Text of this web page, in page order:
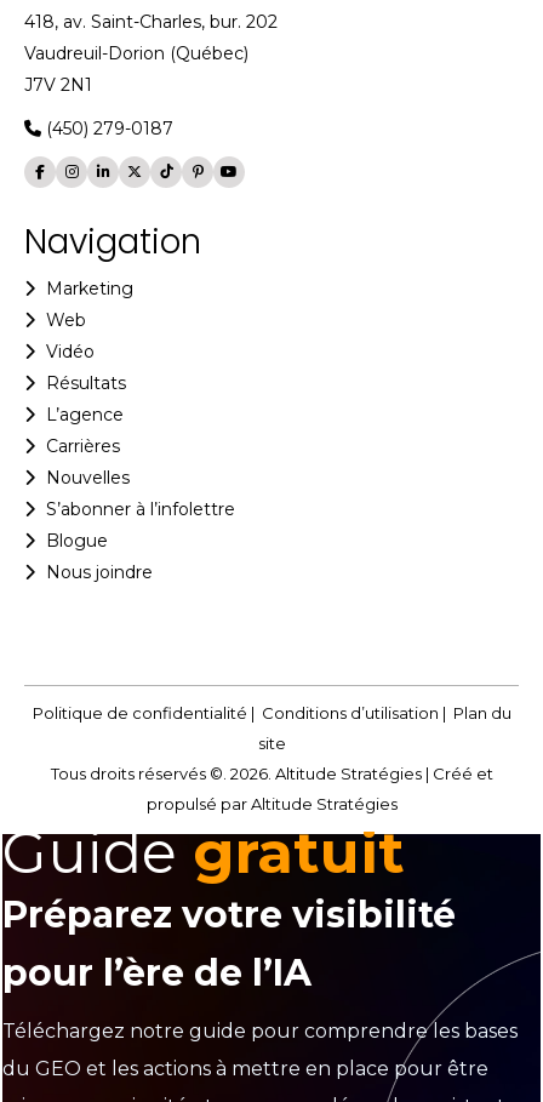
418, av. Saint-Charles, bur. 202
Vaudreuil-Dorion (Québec)
J7V 2N1
(450) 279-0187
Navigation
Marketing
Web
Vidéo
Résultats
L’agence
Carrières
Nouvelles
S’abonner à l’infolettre
Blogue
Nous joindre
Politique de confidentialité | Conditions d’utilisation | Plan du
site
Tous droits réservés ©. 2026. Altitude Stratégies | Créé et
propulsé par Altitude Stratégies
Guide gratuit
Préparez votre visibilité
pour l’ère de l’IA
Téléchargez notre guide pour comprendre les bases
du GEO et les actions à mettre en place pour être